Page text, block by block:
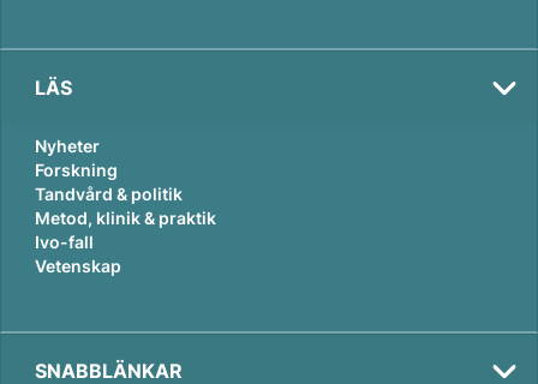
LÄS
Nyheter
Forskning
Tandvård & politik
Metod, klinik & praktik
Ivo-fall
Vetenskap
SNABBLÄNKAR